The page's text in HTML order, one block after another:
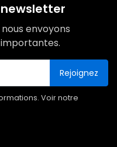
envoyons
Rejoignez
Voir notre